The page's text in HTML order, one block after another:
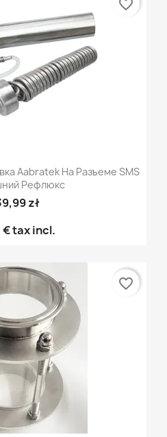
Aabratek На Разъеме SMS
Рефлюкс
zł
€tax incl.
favorite_border
favorite_border